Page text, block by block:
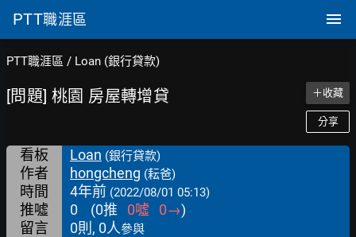
PTT職涯區
PTT職涯區 / Loan (銀行貸款)
[問題] 桃園 房屋轉增貸 ＋收藏
分享
看板 Loan (銀行貸款)
作者 hongcheng (耘爸)
時間 4年前 (2022/08/01 05:13)
推噓 0 (0推 0噓 0→)
留言
0則, 0人參與